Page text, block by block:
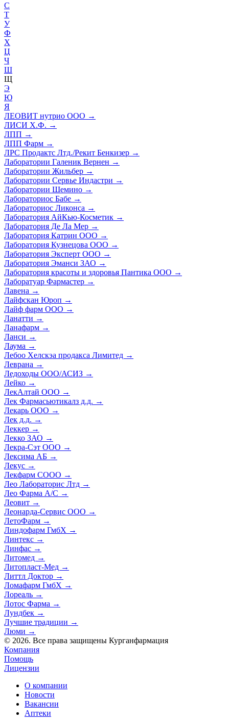
С
Т
У
Ф
Х
Ц
Ч
Ш
Щ
Э
Ю
Я
ЛЕОВИТ нутрио ООО →
ЛИСИ Х.Ф. →
ЛПП →
ЛПП Фарм →
ЛРС Продактс Лтд./Рекит Бенкизер →
Лаборатории Галеник Вернен →
Лаборатории Жильбер →
Лаборатории Сервье Индастри →
Лаборатории Шемино →
Лабораториос Бабе →
Лабораториос Ликонса →
Лаборатория АйКью-Косметик →
Лаборатория Де Ла Мер →
Лаборатория Катрин ООО →
Лаборатория Кузнецова ООО →
Лаборатория Эксперт ООО →
Лаборатория Эманси ЗАО →
Лаборатория красоты и здоровья Пантика ООО →
Лаборатуар Фармастер →
Лавена →
Лайфскан Юроп →
Лайф фарм ООО →
Ланатти →
Ланафарм →
Ланси →
Лаума →
Лебоо Хелскэа продакса Лимитед →
Леврана →
Ледоходы ООО/АСИЗ →
Лейко →
ЛекАлтай ООО →
Лек Фармасьютикалз д.д. →
Лекарь ООО →
Лек д.д. →
Леккер →
Лекко ЗАО →
Лекра-Сэт ООО →
Лексима АБ →
Лекус →
Лекфарм СООО →
Лео Лабораторис Лтд →
Лео Фарма А/С →
Леовит →
Леонарда-Сервис ООО →
ЛетоФарм →
Линдофарм ГмбХ →
Линтекс →
Линфас →
Литомед →
Литопласт-Мед →
Литтл Доктор →
Ломафарм ГмбХ →
Лореаль →
Лотос Фарма →
Лундбек →
Лучшие традиции →
Люми →
© 2026. Все права защищены Курганфармация
Компания
Помощь
Лицензии
О компании
Новости
Вакансии
Аптеки